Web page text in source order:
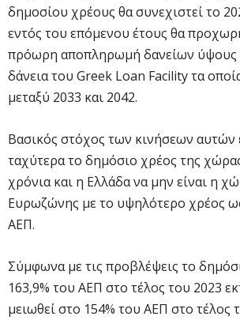
δημοσίου χρέους θα συνεχιστεί το
εντός του επόμενου έτους θα
πρόωρη αποπληρωμή δανείων ύψους
δάνεια του Greek Loan Facility τα
μεταξύ 2033 και 2042.
Βασικός στόχος των κινήσεων αυτών
ταχύτερα το δημόσιο χρέος της
χρόνια και η Ελλάδα να μην είναι η
Ευρωζώνης με το υψηλότερο χρέος
ΑΕΠ.
Σύμφωνα με τις προβλέψεις το
163,9% του ΑΕΠ στο τέλος του 2023
μειωθεί στο 154% του ΑΕΠ στο τέλος